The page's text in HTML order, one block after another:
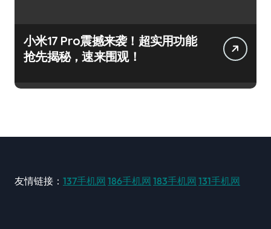
小米17 Pro震撼来袭！超实用功能
抢先揭秘，速来围观！
友情链接： 137手机网 186手机网 183手机网 131手机网